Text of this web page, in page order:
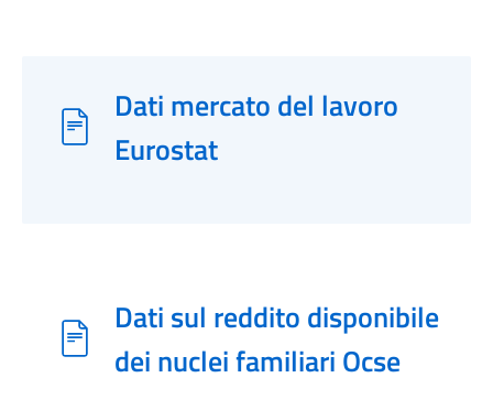
Dati mercato del lavoro
Eurostat
Dati sul reddito disponibile
dei nuclei familiari Ocse